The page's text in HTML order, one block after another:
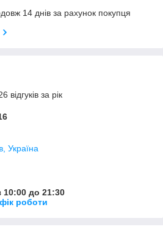
14 днів за рахунок покупця
відгуків за рік
Україна
10:00 до 21:30
роботи